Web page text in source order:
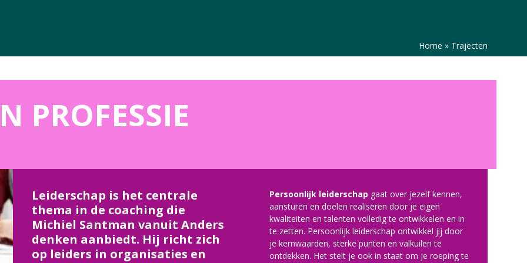
Home » Trajecten
PROFESSIE
Leiderschap is het centrale
thema in de coaching die
Michiel Santman vanuit Anders
denken aanbiedt. Hij richt zich
op leiders in organisaties en
Persoonlijk leiderschap gaat over jezelf kennen,
aansturen en doelen realiseren door je eigen
kwaliteiten en talenten volledig te ontwikkelen en in
te zetten. Persoonlijk leiderschap ontwikkel jij door
je kernwaarden, sterke punten en valkuilen te
ontdekken. Het stelt je ook in staat om je roeping te